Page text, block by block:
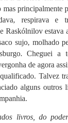
principalmente
respirava e
Raskólnilov estava
sujo, molhado
Cheguei a
de agora
Talvez
alguns outros
livros, do